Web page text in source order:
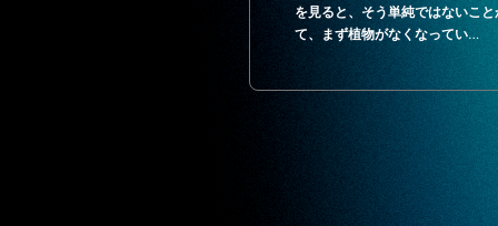
を見ると、そう単純ではないこ
て、まず植物がなくなってい…